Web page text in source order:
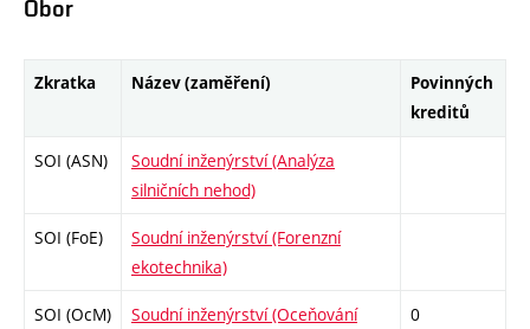
Obor
Zkratka Název (zaměření)
Povinných
kreditů
SOI (ASN)
Soudní inženýrství (Analýza
silničních nehod)
SOI (FoE)
Soudní inženýrství (Forenzní
ekotechnika)
SOI (OcM)
Soudní inženýrství (Oceňování
0